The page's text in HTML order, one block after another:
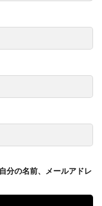
分の名前、メールアドレ